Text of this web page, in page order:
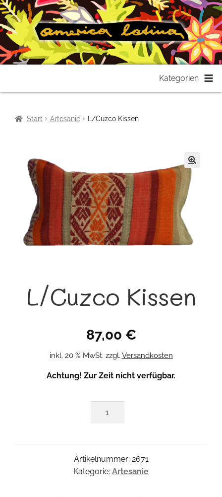
springen
springen
Kategorien
Start Artesanie L/Cuzco Kissen
🔍
L/Cuzco Kissen
87,00 €
inkl. 20 % MwSt. zzgl. Versandkosten
Achtung! Zur Zeit nicht verfügbar.
Artikelnummer: 2671
Kategorie: Artesanie